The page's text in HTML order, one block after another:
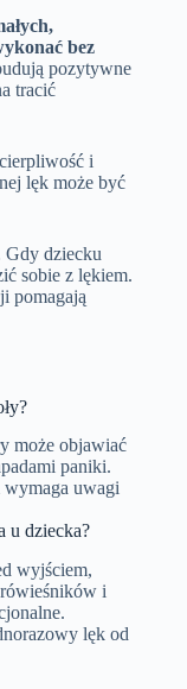
bez
pozytywne
tracić
i
lęk może być
Gdy dziecku
sobie z lękiem.
pomagają
może objawiać
paniki.
uwagi
u dziecka?
wyjściem,
i
lęk od